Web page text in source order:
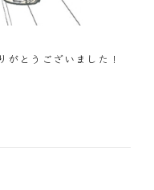
がとうございました！